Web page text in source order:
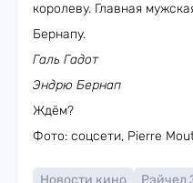
королеву. Главная
Бернапу.
Галь Гадот
Эндрю Бернап
Ждём?
Фото: соцсети, Pierre
Новости кино Рэйчел